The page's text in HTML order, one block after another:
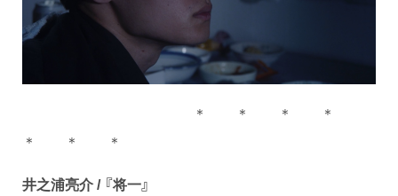
＊ ＊ ＊ ＊
＊ ＊ ＊
井之浦亮介 / 『将一』